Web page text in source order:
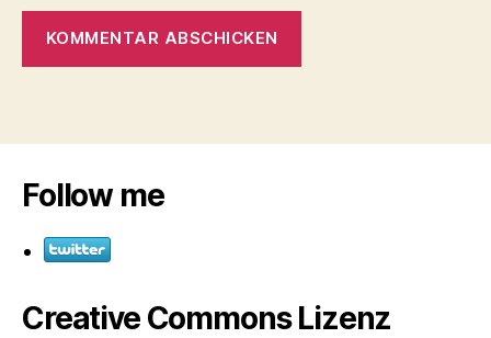
Follow me
Creative Commons Lizenz